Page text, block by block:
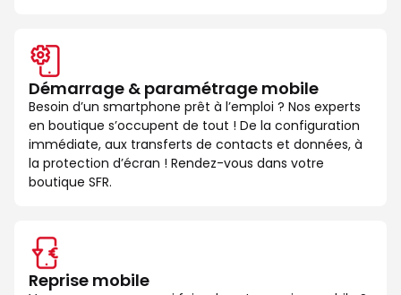
Démarrage & paramétrage mobile
Besoin d’un smartphone prêt à l’emploi ? Nos experts
en boutique s’occupent de tout ! De la configuration
immédiate, aux transferts de contacts et données, à
la protection d’écran ! Rendez-vous dans votre
boutique SFR.
Reprise mobile